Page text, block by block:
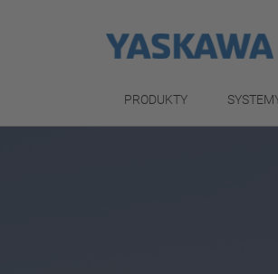
PRODUKTY